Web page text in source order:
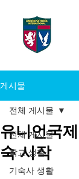
게시물
전체 게시물
학교 생활
기숙사 생활
전체 게시물
유니언국
숙 시작